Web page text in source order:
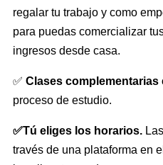
regalar tu trabajo y como
para puedas comercializar
ingresos desde casa.
✅ Clases complementarias
proceso de estudio.
✅Tú eliges los horarios.
través de una plataforma en